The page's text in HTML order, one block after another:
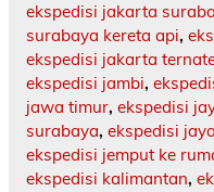
ekspedisi jakarta
surabaya kereta api,
ekspedisi jakarta
ekspedisi jambi,
jawa timur, ekspedisi
surabaya, ekspedisi
ekspedisi jemput ke
ekspedisi kalimantan,